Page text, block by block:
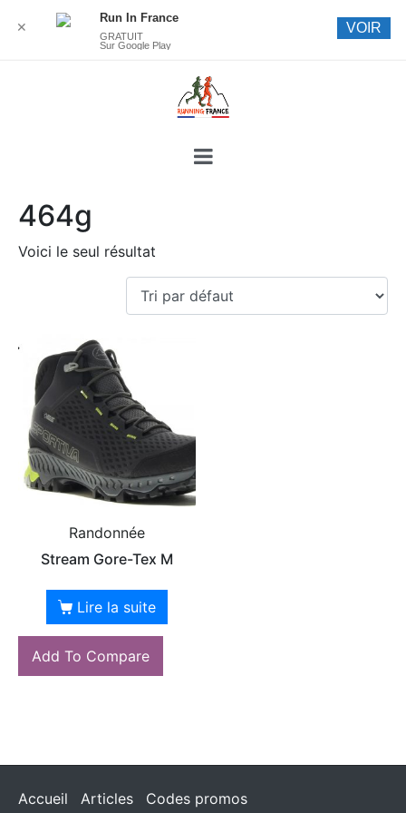
464g
Voici le seul résultat
Randonnée
Stream Gore-Tex M
Lire la suite
Add To Compare
Accueil Articles
Codes promos
✕
Run In France
GRATUIT
Sur Google Play
VOIR